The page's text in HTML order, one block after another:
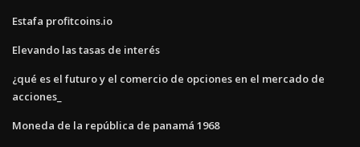
Estafa profitcoins.io
Elevando las tasas de interés
¿qué es el futuro y el comercio de opciones en el mercado de
acciones_
Moneda de la república de panamá 1968